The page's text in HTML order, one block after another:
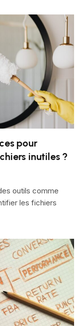
pour
inutiles ?
outils comme
les fichiers